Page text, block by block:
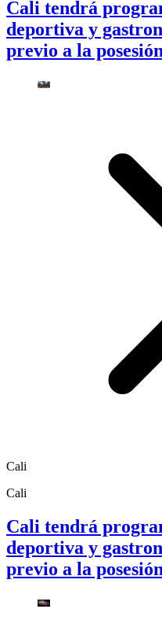
Cali tendrá
deportiva y
previo a la
Cali
Cali
Cali tendrá
deportiva y
previo a la